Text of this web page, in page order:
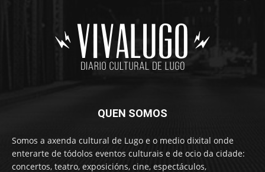
QUEN SOMOS
Somos a axenda cultural de Lugo e o medio dixital onde
enterarte de tódolos eventos culturais e de ocio da cidade:
concertos, teatro, exposicións, cine, espectáculos,